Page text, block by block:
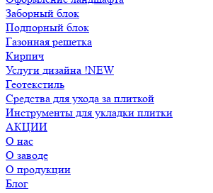
Заборный блок
Подпорный блок
Газонная решетка
Кирпич
Услуги дизайна !NEW
Геотекстиль
Средства для ухода за плиткой
Инструменты для укладки плитки
АКЦИИ
О нас
О заводе
О продукции
Блог